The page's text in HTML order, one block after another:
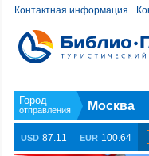
Контактная информация
Москва
USD 87.11 EUR 100.64